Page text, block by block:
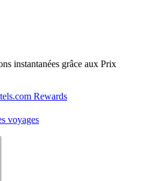
instantanées grâce aux Prix
Rewards
voyages